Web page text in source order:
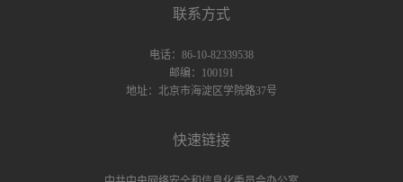
联系方式
电话：86-10-82339538
邮编：100191
地址：北京市海淀区学院路37号
快速链接